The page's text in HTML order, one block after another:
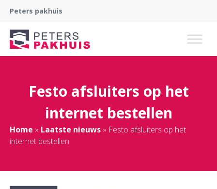
Peters pakhuis
Festo afsluiters op het
internet bestellen
Home » Laatste nieuws » Festo afsluiters op het
internet bestellen